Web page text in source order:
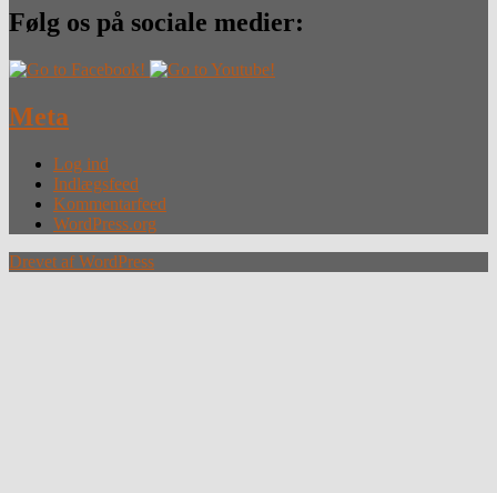
Følg os på sociale medier:
Meta
Log ind
Indlægsfeed
Kommentarfeed
WordPress.org
Drevet af WordPress